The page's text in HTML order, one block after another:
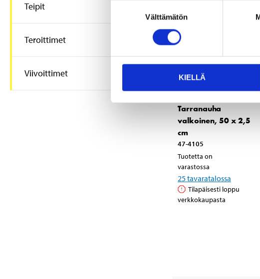
Välttämätön
KIELLÄ
Teipit
Teroittimet
Viivoittimet
135
Tarranauha
valkoinen, 50 x 2,5
cm
47-4105
Tuotetta on
varastossa
25tavaratalossa
Tilapäisesti loppu
verkkokaupasta